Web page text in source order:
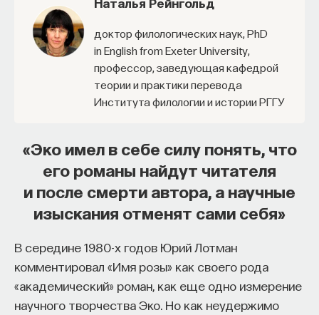
доктор филологических наук, PhD
in English from Exeter University,
профессор, заведующая кафедрой
теории и практики перевода
Института филологии и истории РГГУ
«Эко имел в себе силу понять, что
его романы найдут читателя
и после смерти автора, а научные
изыскания отменят сами себя»
В середине 1980-х годов Юрий Лотман
комментировал «Имя розы» как своего рода
«академический» роман, как еще одно измерение
научного творчества Эко. Но как неудержимо